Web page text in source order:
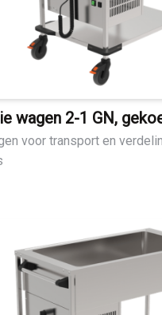
wagen 2-1 GN,
voor transport en